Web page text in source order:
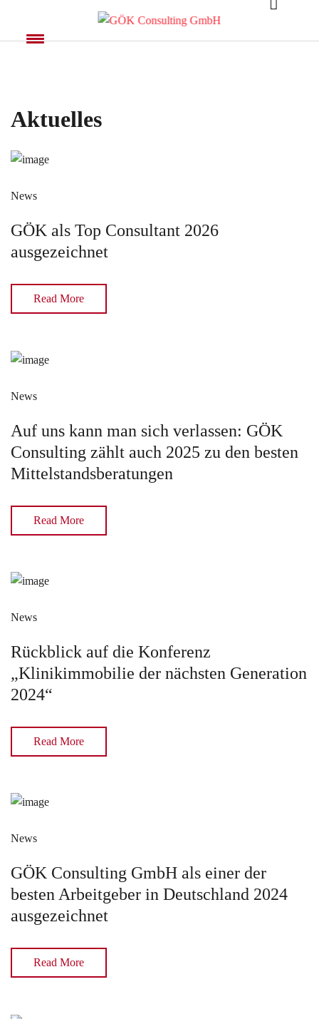
Aktuelles
News
GÖK als Top Consultant 2026
ausgezeichnet
Read More
News
Auf uns kann man sich verlassen: GÖK
Consulting zählt auch 2025 zu den besten
Mittelstandsberatungen
Read More
News
Rückblick auf die Konferenz
„Klinikimmobilie der nächsten Generation
2024“
Read More
News
GÖK Consulting GmbH als einer der
besten Arbeitgeber in Deutschland 2024
ausgezeichnet
Read More